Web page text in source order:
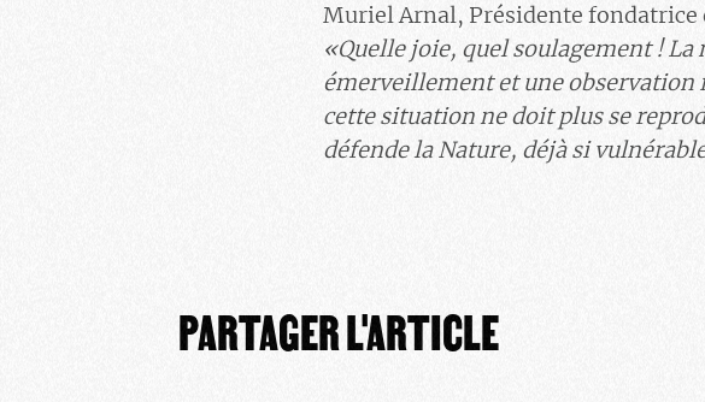
Muriel Arnal, Présidente fondatrice
«Quelle joie, quel soulagement !
émerveillement et une observation
cette situation ne doit plus se
défende la Nature, déjà si
PARTAGER L'ARTICLE